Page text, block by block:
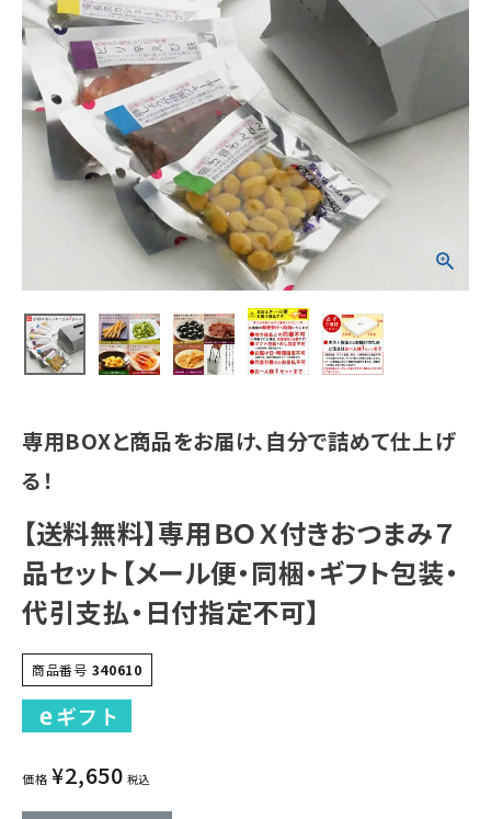
専用BOXと商品をお届け、自分で詰めて仕上げ
る！
【送料無料】専用ＢＯＸ付きおつまみ７
品セット【メール便・同梱・ギフト包装・
代引支払・日付指定不可】
商品番号 340610
価格 ¥2,650 税込